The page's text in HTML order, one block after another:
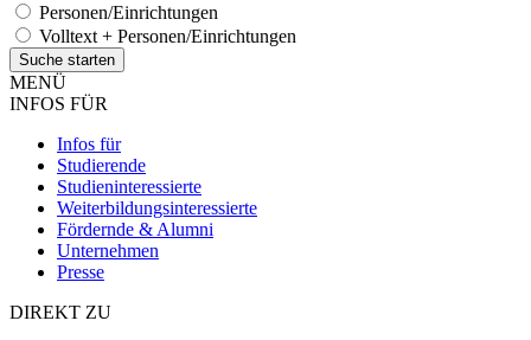
Personen/Einrichtungen
Volltext + Personen/Einrichtungen
MENÜ
INFOS FÜR
Infos für
Studierende
Studieninteressierte
Weiterbildungsinteressierte
Fördernde & Alumni
Unternehmen
Presse
DIREKT ZU